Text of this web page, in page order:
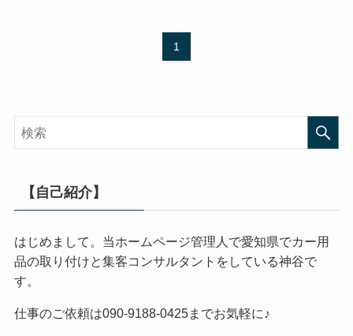
1
【自己紹介】
はじめまして。当ホームページ管理人で愛知県でカー用
品の取り付けと集客コンサルタントをしている神谷で
す。
仕事のご依頼は090-9188-0425までお気軽に♪